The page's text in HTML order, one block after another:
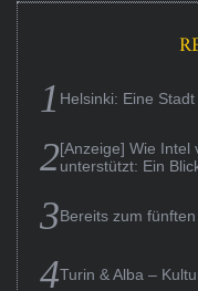
Helsinki: Eine
[Anzeige] Wie Intel
unterstützt: Ein
Bereits zum
Turin & Alba –